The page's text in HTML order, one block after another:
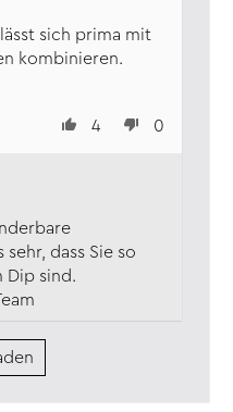
sich prima mit
kombinieren.
4 0
dass Sie so
Dip sind.